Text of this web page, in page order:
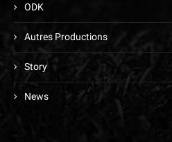
ODK
Autres Productions
Story
News